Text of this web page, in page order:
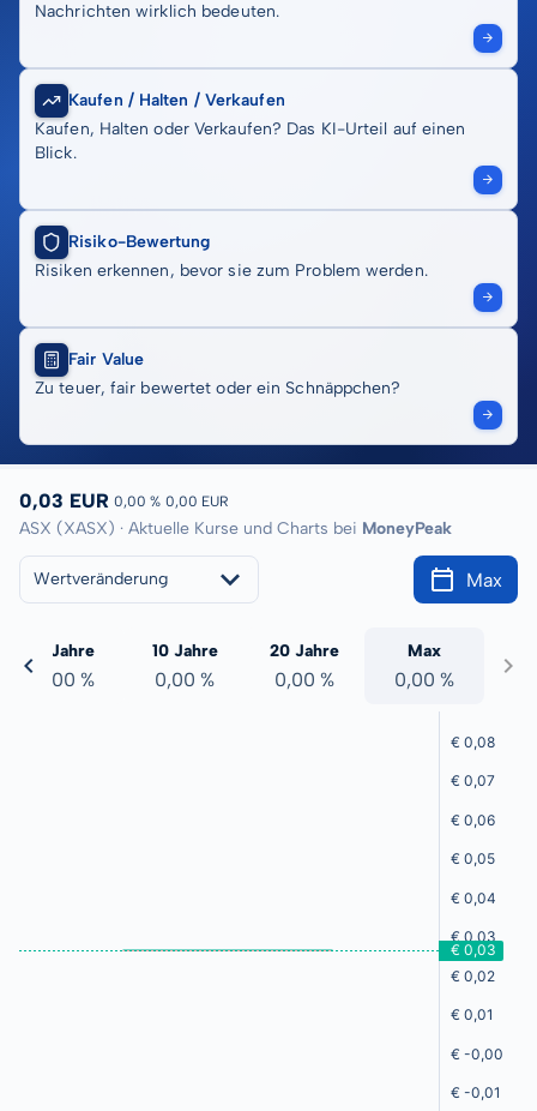
Nachrichten wirklich bedeuten.
Kaufen / Halten / Verkaufen
Kaufen, Halten oder Verkaufen? Das KI-Urteil auf einen
Blick.
Risiko-Bewertung
Risiken erkennen, bevor sie zum Problem werden.
Fair Value
Zu teuer, fair bewertet oder ein Schnäppchen?
0,03 EUR 0,00 % 0,00 EUR
ASX (XASX) · Aktuelle Kurse und Charts bei MoneyPeak
Wertveränderung Max
5 Jahre
0,00 %
10 Jahre
0,00 %
20 Jahre
0,00 %
Max
0,00 %